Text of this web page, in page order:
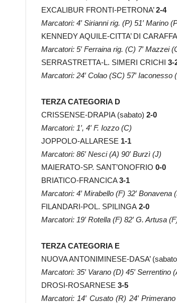
EXCALIBUR FRONTI-PETRONA’2-4
Marcatori: 4′ Sirianni rig. (P) 51′ Marino
KENNEDY AQUILE-CITTA’ DI CARAFFA
Marcatori: 5′ Ferraina rig. (C) 7′ Mazzei
SERRASTRETTA-L. SIMERI CRICHI 3-
Marcatori: 24′ Colao (SC) 57′ Iaconesso
TERZA CATEGORIA D
CRISSENSE-DRAPIA (sabato) 2-0
Marcatori: 1′, 4′ F. Iozzo (C)
JOPPOLO-ALLARESE 1-1
Marcatori: 86′ Nesci (A) 90′ Burzì (J)
MAIERATO-SP. SANT’ONOFRIO 0-0
BRIATICO-FRANCICA3-1
Marcatori: 4′ Mirabello (F) 32′ Bonavena
FILANDARI-POL. SPILINGA 2-0
Marcatori: 19′ Rotella (F) 82′ G. Artusa
TERZA CATEGORIA E
NUOVA ANTONIMINESE-DASA’
Marcatori: 35′ Varano (D) 45′ Serrentino
DROSI-ROSARNESE 3-5
Marcatori: 14′ Cusato (R) 24′